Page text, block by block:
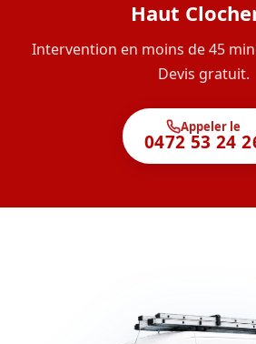
Haut
Intervention en moins de 45
Devis gratuit.
Appeler le
0472 53 24